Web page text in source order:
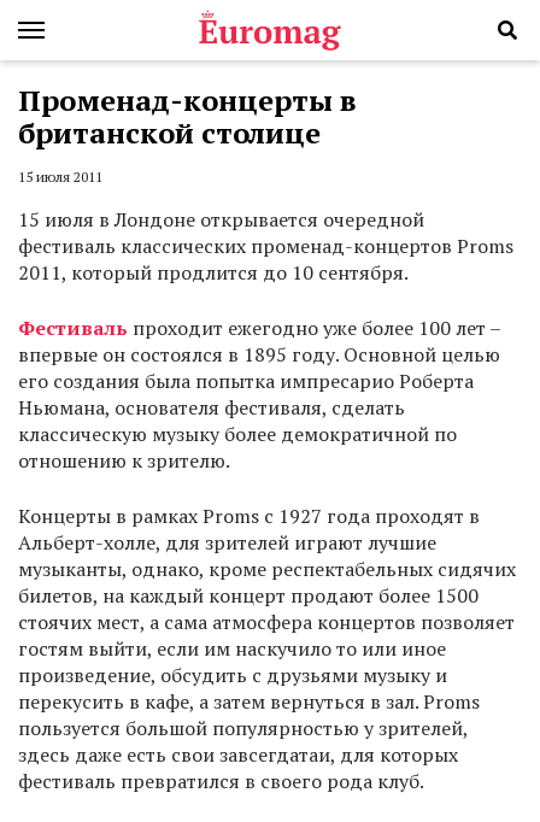
Променад-концерты в
британской столице
15 июля 2011
15 июля в Лондоне открывается очередной
фестиваль классических променад-концертов Proms
2011, который продлится до 10 сентября.
Фестиваль проходит ежегодно уже более 100 лет –
впервые он состоялся в 1895 году. Основной целью
его создания была попытка импресарио Роберта
Ньюмана, основателя фестиваля, сделать
классическую музыку более демократичной по
отношению к зрителю.
Концерты в рамках Proms с 1927 года проходят в
Альберт-холле, для зрителей играют лучшие
музыканты, однако, кроме респектабельных сидячих
билетов, на каждый концерт продают более 1500
стоячих мест, а сама атмосфера концертов позволяет
гостям выйти, если им наскучило то или иное
произведение, обсудить с друзьями музыку и
перекусить в кафе, а затем вернуться в зал. Proms
пользуется большой популярностью у зрителей,
здесь даже есть свои завсегдатаи, для которых
фестиваль превратился в своего рода клуб.